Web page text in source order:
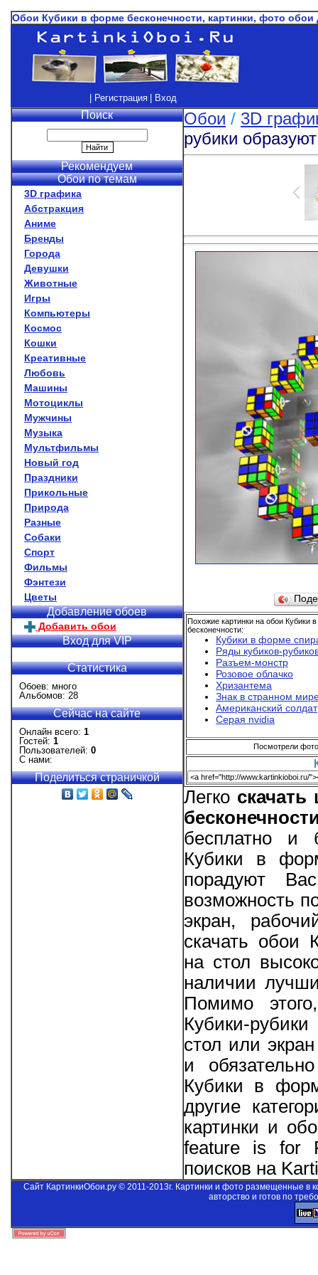
Обои Кубики в форме бесконечности, картинки, фото
| Регистрация | Вход
Поиск
Рекомендуем
Обои по темам
3D графика
Абстракция
Аниме
Бренды
Города
Девушки
Животные
Игры
Компьютеры
Космос
Кошки
Креативные
Любовь
Машины
Мотоциклы
Мужчины
Музыка
Мультфильмы
Новый год
Праздники
Прикольные
Природа
Разные
Собаки
Спорт
Фильмы
Фэнтези
Цветы
Добавление обоев
Добавить обои
Вход для VIP
Статистика
Обоев: много
Альбомов: 28
Сейчас на сайте
Онлайн всего: 1
Гостей: 1
Пользователей: 0
С нами:
Поделиться страничкой
Обои / 3D
рубики
Похожие картинки на обои Кубики
бесконечности:
Кубики в форме
Ряды кубиков-
Разъем-монстр
Розовое облачко
Хризантема
Знак в странном
Американский солдат
Серая nvidia
Посмотрели
Легко
бесплатно и
Кубики в
порадуют
возможность
экран,
скачать обои
на стол
наличии
Помимо
Кубики-
стол или
и
Кубики в
другие
картинки и
feature is for
поисков на
Сайт КартинкиОбои.ру © 2011-2013г. Картинки и фото размещенные в
авторство и готов по